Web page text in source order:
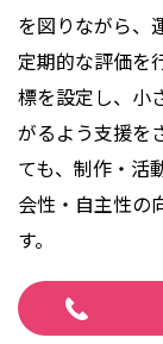
を図りながら、
定期的な評価を
標を設定し、小
がるよう支援を
ても、制作・活
会性・自主性の
す。